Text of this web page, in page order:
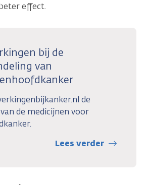
effect.
bij de
van
de
de medicijnen voor
Lees verder